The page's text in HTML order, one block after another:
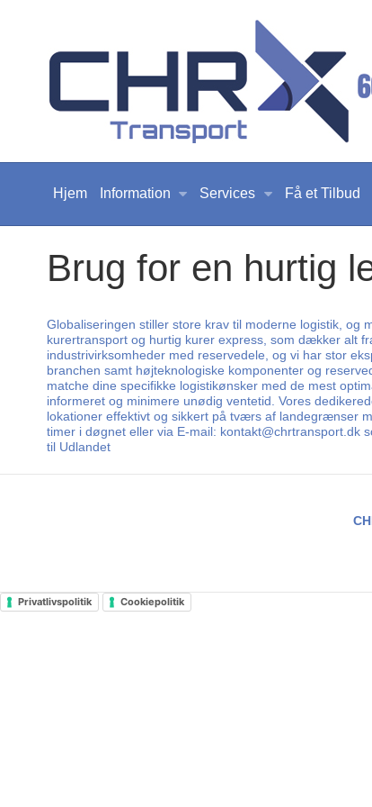
Hjem Information Services Få et Tilbud
Brug for en hurtig
Globaliseringen stiller store krav til moderne logistik, og
kurertransport og hurtig kurer express, som dækker alt
industrivirksomheder med reservedele, og vi har stor
branchen samt højteknologiske komponenter og
matche dine specifikke logistikønsker med de mest
informeret og minimere unødig ventetid. Vores
lokationer effektivt og sikkert på tværs af landegrænser
timer i døgnet eller via E-mail: kontakt@chrtransport.dk
til Udlandet
Privatlivspolitik Cookiepolitik